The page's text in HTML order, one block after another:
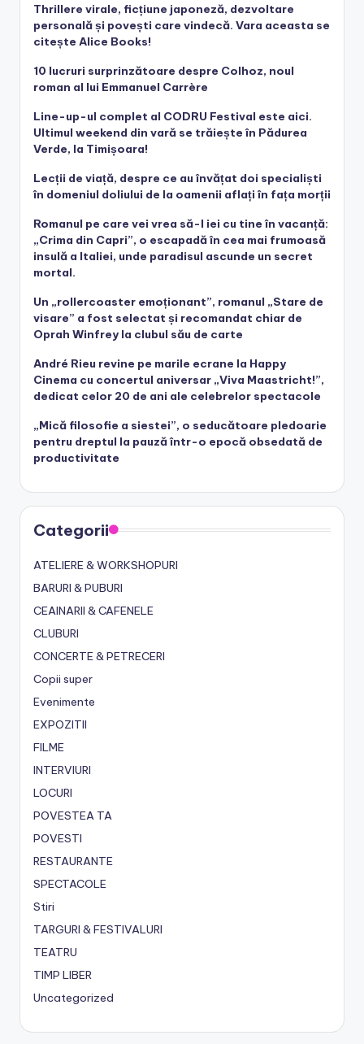
Thrillere virale, ficțiune japoneză, dezvoltare
personală și povești care vindecă. Vara aceasta se
citește Alice Books!
10 lucruri surprinzătoare despre Colhoz, noul
roman al lui Emmanuel Carrère
Line-up-ul complet al CODRU Festival este aici.
Ultimul weekend din vară se trăiește în Pădurea
Verde, la Timișoara!
Lecții de viață, despre ce au învățat doi specialiști
în domeniul doliului de la oamenii aflați în fața morții
Romanul pe care vei vrea să-l iei cu tine în vacanță:
„Crima din Capri”, o escapadă în cea mai frumoasă
insulă a Italiei, unde paradisul ascunde un secret
mortal.
Un „rollercoaster emoționant”, romanul „Stare de
visare” a fost selectat și recomandat chiar de
Oprah Winfrey la clubul său de carte
André Rieu revine pe marile ecrane la Happy
Cinema cu concertul aniversar „Viva Maastricht!”,
dedicat celor 20 de ani ale celebrelor spectacole
„Mică filosofie a siestei”, o seducătoare pledoarie
pentru dreptul la pauză într-o epocă obsedată de
productivitate
Categorii
ATELIERE & WORKSHOPURI
BARURI & PUBURI
CEAINARII & CAFENELE
CLUBURI
CONCERTE & PETRECERI
Copii super
Evenimente
EXPOZITII
FILME
INTERVIURI
LOCURI
POVESTEA TA
POVESTI
RESTAURANTE
SPECTACOLE
Stiri
TARGURI & FESTIVALURI
TEATRU
TIMP LIBER
Uncategorized